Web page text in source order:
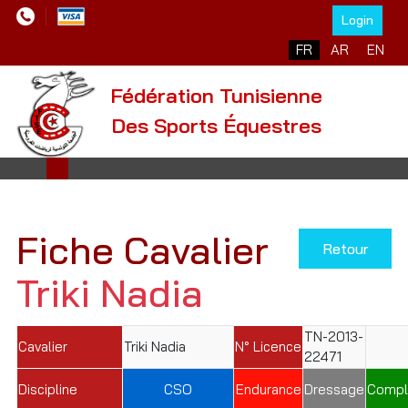
Login
Sélectionnez votre
FR AR EN
Fédération Tunisienne
Des Sports Équestres
Retour
Fiche Cavalier
Triki Nadia
Cavalier Triki Nadia N° Licence
TN-2013-
22471
Discipline
CSO Endurance Dressage